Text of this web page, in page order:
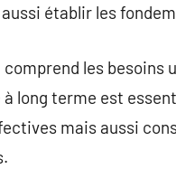
établir les
les
long terme est
mais aussi